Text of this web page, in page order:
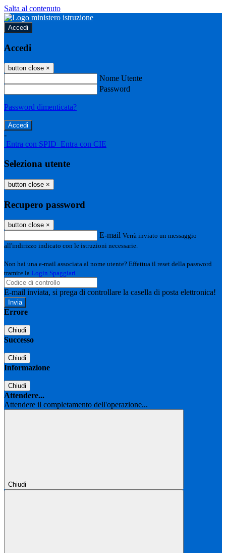
Salta al contenuto
Accedi
Accedi
button close ×
Nome Utente
Password
Password dimenticata?
-
Entra con SPID Entra con CIE
Seleziona utente
button close ×
Recupero password
button close ×
E-mail Verrà inviato un messaggio
all'indirizzo indicato con le istruzioni necessarie.
Non hai una e-mail associata al nome utente? Effettua il reset della password
tramite la Login Spaggiari
E-mail inviata, si prega di controllare la casella di posta elettronica!
Errore
Chiudi
Successo
Chiudi
Informazione
Chiudi
Attendere...
Attendere il completamento dell'operazione...
Chiudi